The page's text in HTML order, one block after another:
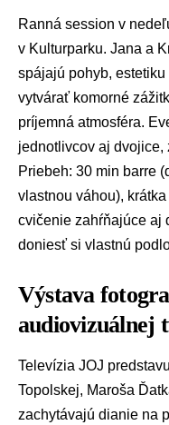
Ranná session v
v Kulturparku. Jana a
spájajú pohyb,
vytvárať komorné
príjemná atmosféra.
jednotlivcov aj dvojice,
Priebeh: 30 min barre
vlastnou váhou),
cvičenie zahŕňajúce aj
doniesť si vlastnú
Výstava
audiovizuálnej
Televízia JOJ
Topolskej, Maroša
zachytávajú dianie na